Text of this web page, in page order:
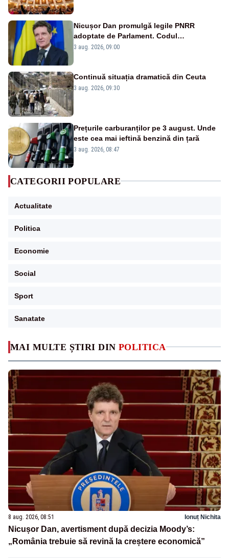
MAI MULTE ȘTIRI DIN POLITICA
8 aug. 2026, 08:51 Ionuț Nichita
Nicușor Dan, avertisment după decizia Moody’s:
„România trebuie să revină la creștere economică”
Nicușor Dan promulgă legile PNRR
adoptate de Parlament. Codul
urbanismului, printre actele normative
3 aug. 2026, 09:00
Continuă situația dramatică din Ceuta
3 aug. 2026, 09:30
Prețurile carburanților pe 3 august. Unde
este cea mai ieftină benzină din țară
3 aug. 2026, 08:47
CATEGORII POPULARE
Actualitate
Politica
Economie
Social
Sport
Sanatate